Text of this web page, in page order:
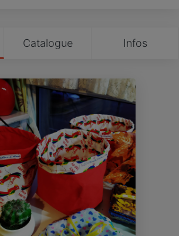
Catalogue Infos